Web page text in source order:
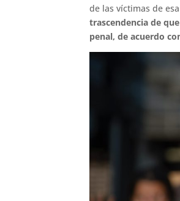
de las víctimas de
trascendencia de
penal, de acuerdo